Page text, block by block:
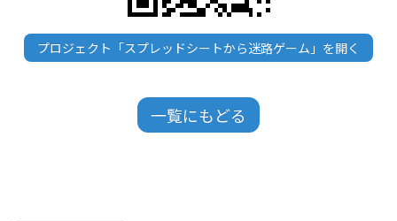
プロジェクト「スプレッドシートから迷路ゲーム」を開く
一覧にもどる